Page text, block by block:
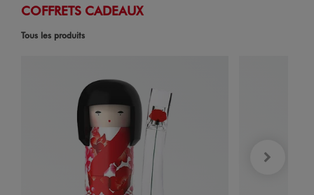
COFFRETS CADEAUX
Tous les produits